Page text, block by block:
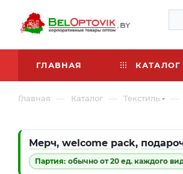
ГЛАВНАЯ КАТАЛОГ
Главная — Каталог — Текстиль —
Мерч, welcome pack,
Партия: обычно от 20 ед. каждого